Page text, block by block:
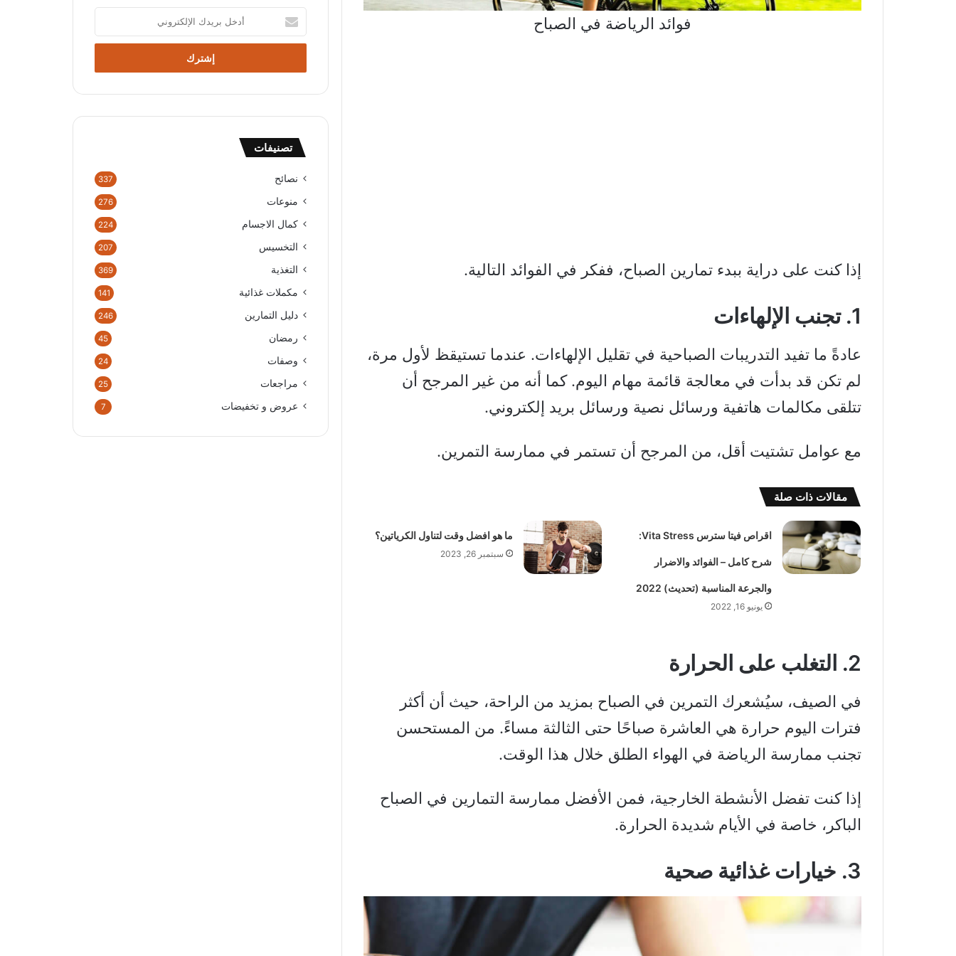
فوائد الرياضة في الصباح
إذا كنت على دراية ببدء تمارين الصباح، ففكر في الفوائد التالية.
1. تجنب الإلهاءات
عادةً ما تفيد التدريبات الصباحية في تقليل الإلهاءات. عندما تستيقظ لأول مرة،
لم تكن قد بدأت في معالجة قائمة مهام اليوم. كما أنه من غير المرجح أن
تتلقى مكالمات هاتفية ورسائل نصية ورسائل بريد إلكتروني.
مع عوامل تشتيت أقل، من المرجح أن تستمر في ممارسة التمرين.
مقالات ذات صلة
اقراص فيتا سترس Vita Stress:
شرح كامل – الفوائد والاضرار
والجرعة المناسبة (تحديث) 2022
يونيو 16, 2022
ما هو افضل وقت لتناول الكرياتين؟
سبتمبر 26, 2023
2. التغلب على الحرارة
في الصيف، سيُشعرك التمرين في الصباح بمزيد من الراحة، حيث أن أكثر
فترات اليوم حرارة هي العاشرة صباحًا حتى الثالثة مساءً. من المستحسن
تجنب ممارسة الرياضة في الهواء الطلق خلال هذا الوقت.
إذا كنت تفضل الأنشطة الخارجية، فمن الأفضل ممارسة التمارين في الصباح
الباكر، خاصة في الأيام شديدة الحرارة.
3. خيارات غذائية صحية
بريدك
الإلكتروني
تصنيفات
نصائح 337
منوعات 276
كمال الاجسام 224
التخسيس 207
التغذية 369
مكملات غذائية 141
دليل التمارين 246
رمضان 45
وصفات 24
مراجعات 25
عروض و تخفيضات 7